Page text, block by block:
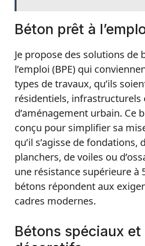
Béton prêt à
Je propose des solutions de
l’emploi (BPE) qui
types de travaux, qu’ils
résidentiels, infrastructurels
d’aménagement urbain. Ce
conçu pour simplifier sa
qu’il s’agisse de fondations,
planchers, de voiles ou
une résistance supérieure à
bétons répondent aux
cadres modernes.
Bétons spéciaux et